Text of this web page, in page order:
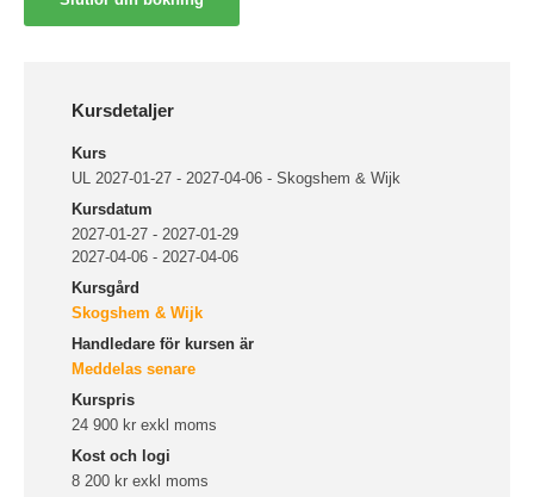
Kursdetaljer
Kurs
UL 2027-01-27 - 2027-04-06 - Skogshem & Wijk
Kursdatum
2027-01-27 - 2027-01-29
2027-04-06 - 2027-04-06
Kursgård
Skogshem & Wijk
Handledare för kursen är
Meddelas senare
Kurspris
24 900 kr exkl moms
Kost och logi
8 200 kr exkl moms